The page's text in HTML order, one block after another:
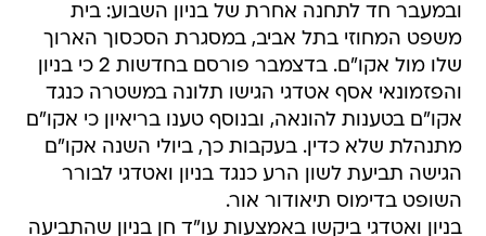
ובמעבר חד לתחנה אחרת של בניון השבוע: בית
משפט המחוזי בתל אביב, במסגרת הסכסוך הארוך
שלו מול אקו"ם. בדצמבר פורסם בחדשות 2 כי בניון
והפזמונאי אסף אטדגי הגישו תלונה במשטרה כנגד
אקו"ם בטענות להונאה, ובנוסף טענו בריאיון כי אקו"ם
מתנהלת שלא כדין. בעקבות כך, ביולי השנה אקו"ם
הגישה תביעת לשון הרע כנגד בניון ואטדגי לבורר
השופט בדימוס תיאודור אור.
בניון ואטדגי ביקשו באמצעות עו"ד חן בניון שהתביעה